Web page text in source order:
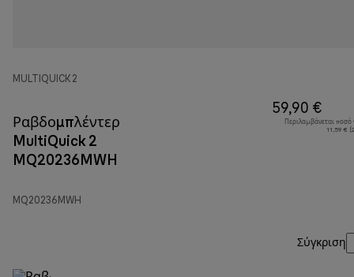
MULTIQUICK 2
Ραβδομπλέντερ
MultiQuick 2
MQ20236MWH
MQ20236MWH
59,90 €
Περιλαμβάνεται
11,59 €
Σύγκριση